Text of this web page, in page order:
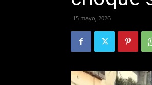
15 mayo, 2026